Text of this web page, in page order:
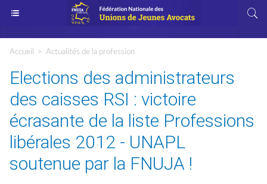
Accueil > Actualités de la profession
Elections des administrateurs
des caisses RSI : victoire
écrasante de la liste Professions
libérales 2012 - UNAPL
soutenue par la FNUJA !